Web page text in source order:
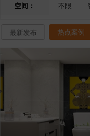
空间：
不限
最新发布 热点案例